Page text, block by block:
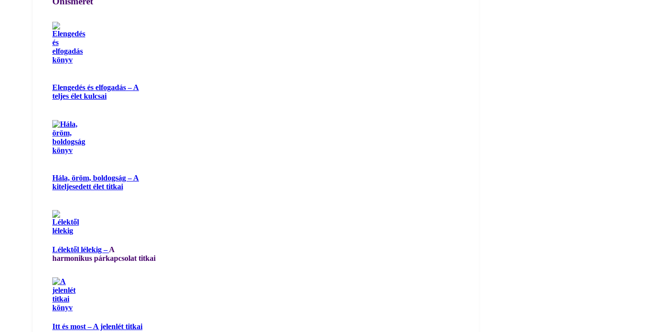
Elengedés és elfogadás – A
teljes élet kulcsai
Hála, öröm, boldogság – A
kiteljesedett élet titkai
Lélektől lélekig –A
harmonikus párkapcsolat titkai
Itt és most – A jelenlét titkai